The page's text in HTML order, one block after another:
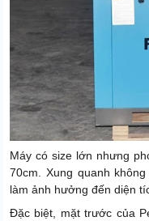
Máy có size lớn nhưng
70cm. Xung quanh
làm ảnh hưởng đến diện
Đặc biệt, mặt trước của